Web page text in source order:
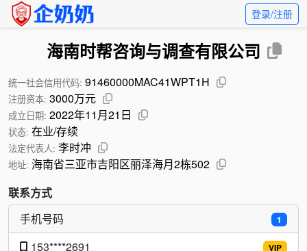
登录/注册
海南时帮咨询与调查有限公司
统一社会信用代码: 91460000MAC41WPT1H
注册资本: 3000万元
成立日期: 2022年11月21日
状态: 在业/存续
法定代表人: 李时冲
地址: 海南省三亚市吉阳区丽泽海月2栋502
联系方式
1
手机号码
VIP
153****2691